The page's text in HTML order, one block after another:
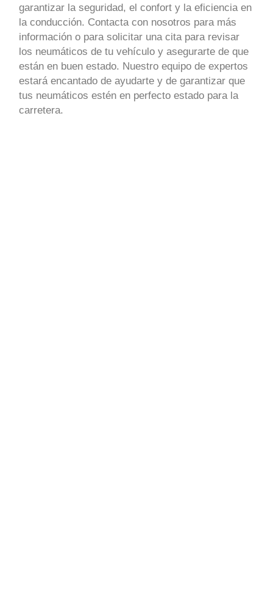
garantizar la seguridad, el confort y la eficiencia en
la conducción. Contacta con nosotros para más
información o para solicitar una cita para revisar
los neumáticos de tu vehículo y asegurarte de que
están en buen estado. Nuestro equipo de expertos
estará encantado de ayudarte y de garantizar que
tus neumáticos estén en perfecto estado para la
carretera.